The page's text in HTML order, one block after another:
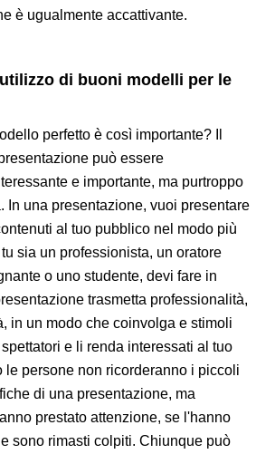
è ugualmente accattivante.
di buoni modelli per le
perfetto è così importante? Il
può essere
e importante, ma purtroppo
In una presentazione, vuoi presentare
al tuo pubblico nel modo più
sia un professionista, un oratore
o uno studente, devi fare in
trasmetta professionalità,
in un modo che coinvolga e stimoli
e li renda interessati al tuo
le persone non ricorderanno i piccoli
di una presentazione, ma
prestato attenzione, se l'hanno
sono rimasti colpiti. Chiunque può